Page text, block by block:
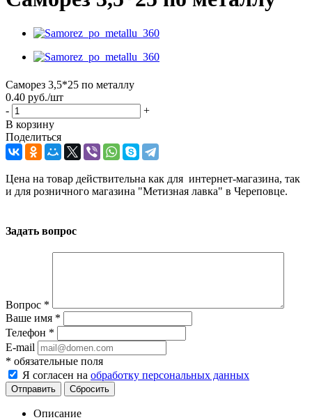
Саморез 3,5*25 по металлу
0.40 руб./шт
-
+
В корзину
Поделиться
Цена на товар действительна как для интернет-магазина, так
и для розничного магазина "Метизная лавка" в Череповце.
Задать вопрос
Вопрос *
Ваше имя *
Телефон *
E-mail
* обязательные поля
Я согласен на обработку персональных данных
Сбросить
Описание